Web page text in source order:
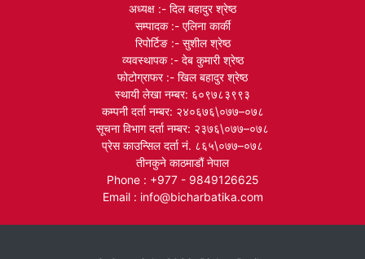
अध्यक्ष :- दिल बहादुर श्रेष्ठ
सम्पादक :- एलिना कार्की
रिपोर्टिङ :- सुशील श्रेष्ठ
व्यवस्थापक :- देब कुमारी श्रेष्ठ
फोटोग्राफर :- खिल बहादुर श्रेष्ठ
स्थायी लेखा नम्बर: ६०९७८३९९३
कम्पनी दर्ता नम्बर: २४०६७६\०७७–०७८
सूचना विभाग दर्ता नम्बर: २३७६\०७७–०७८
प्रेस काउन्सिल दर्ता नं. ८६५\०७७–०७८
तीनकुने काठमाडौं नेपाल
Phone : +977 - 9849126625
Email : info@bicharbatika.com